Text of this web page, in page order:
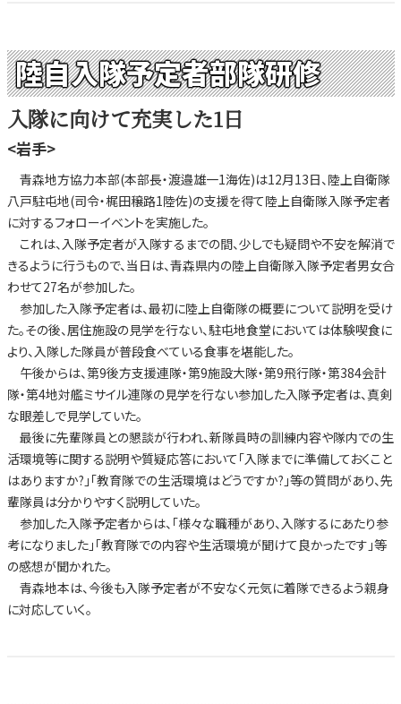
陸自入隊予定者部隊研修
入隊に向けて充実した1日
<岩手>
青森地方協力本部(本部長・渡邉雄一1海佐)は12月13日、陸上自衛隊
八戸駐屯地(司令・梶田穣路1陸佐)の支援を得て陸上自衛隊入隊予定者
に対するフォローイベントを実施した。
これは、入隊予定者が入隊するまでの間、少しでも疑問や不安を解消で
きるように行うもので、当日は、青森県内の陸上自衛隊入隊予定者男女合
わせて27名が参加した。
参加した入隊予定者は、最初に陸上自衛隊の概要について説明を受け
た。その後、居住施設の見学を行ない、駐屯地食堂においては体験喫食に
より、入隊した隊員が普段食べている食事を堪能した。
午後からは、第9後方支援連隊・第9施設大隊・第9飛行隊・第384会計
隊・第4地対艦ミサイル連隊の見学を行ない参加した入隊予定者は、真剣
な眼差しで見学していた。
最後に先輩隊員との懇談が行われ、新隊員時の訓練内容や隊内での生
活環境等に関する説明や質疑応答において「入隊までに準備しておくこと
はありますか?」「教育隊での生活環境はどうですか?」等の質問があり、先
輩隊員は分かりやすく説明していた。
参加した入隊予定者からは、「様々な職種があり、入隊するにあたり参
考になりました」「教育隊での内容や生活環境が聞けて良かったです」等
の感想が聞かれた。
青森地本は、今後も入隊予定者が不安なく元気に着隊できるよう親身
に対応していく。